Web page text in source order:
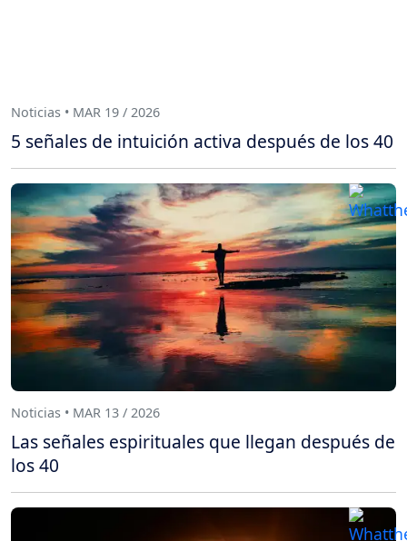
Noticias • MAR 19 / 2026
5 señales de intuición activa después de los 40
Noticias • MAR 13 / 2026
Las señales espirituales que llegan después de
los 40